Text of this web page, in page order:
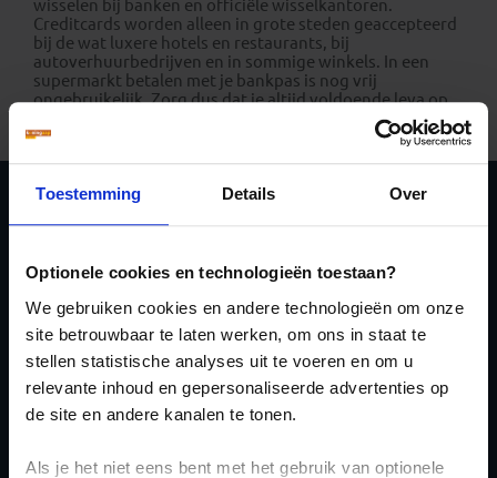
Toestemming Details Over
Optionele cookies en technologieën toestaan?
We gebruiken cookies en andere technologieën om onze
site betrouwbaar te laten werken, om ons in staat te
stellen statistische analyses uit te voeren en om u
relevante inhoud en gepersonaliseerde advertenties op
de site en andere kanalen te tonen.
Als je het niet eens bent met het gebruik van optionele
wisselen bij banken en officiële wisselkantoren.
Creditcards worden alleen in grote steden geaccepteerd
bij de wat luxere hotels en restaurants, bij
autoverhuurbedrijven en in sommige winkels. In een
supermarkt betalen met je bankpas is nog vrij
ongebruikelijk. Zorg dus dat je altijd voldoende leva op
Schrijf je in voor de
nieuwsbrief